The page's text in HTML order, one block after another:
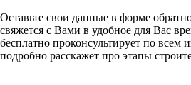
Оставьте свои данные в форме
свяжется с Вами в удобное для Вас
бесплатно проконсультирует по
подробно расскажет про этапы